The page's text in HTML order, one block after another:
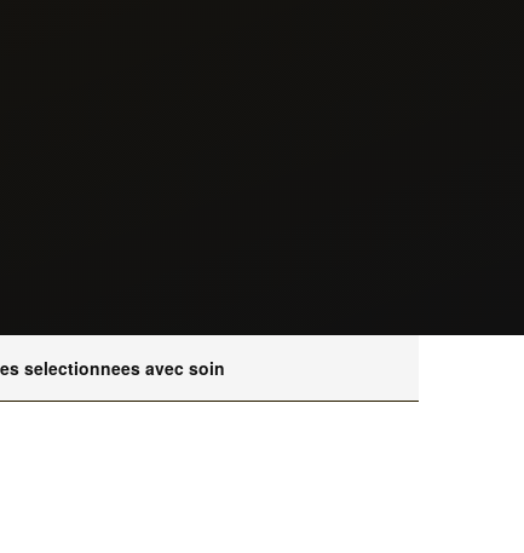
selectionnees avec soin